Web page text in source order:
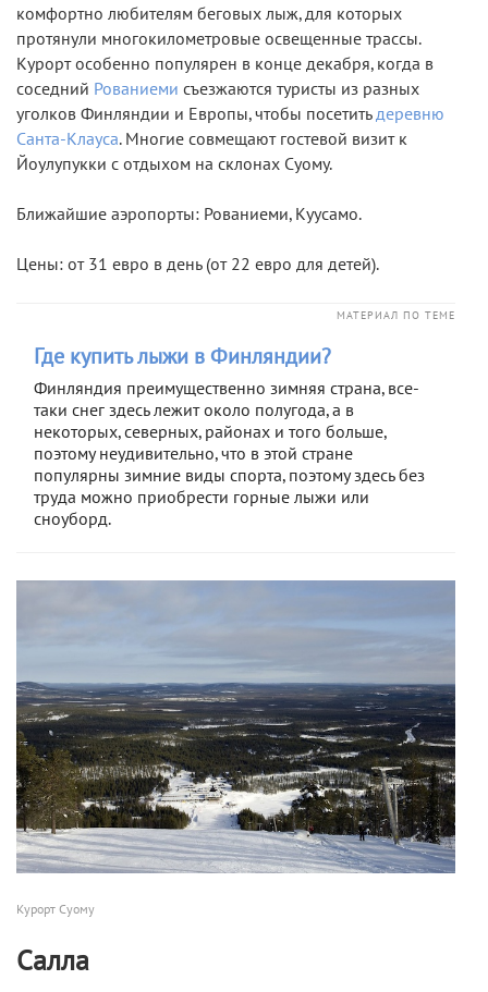
комфортно любителям беговых лыж, для которых
протянули многокилометровые освещенные трассы.
Курорт особенно популярен в конце декабря, когда в
соседний Рованиеми съезжаются туристы из разных
уголков Финляндии и Европы, чтобы посетитьдеревню
Санта-Клауса. Многие совмещают гостевой визит к
Йоулупукки с отдыхом на склонах Суому.
Ближайшие аэропорты: Рованиеми, Куусамо.
Цены: от 31 евро в день (от 22 евро для детей).
МАТЕРИАЛ ПО ТЕМЕ
Где купить лыжи в Финляндии?
Финляндия преимущественно зимняя страна, все-
таки снег здесь лежит около полугода, а в
некоторых, северных, районах и того больше,
поэтому неудивительно, что в этой стране
популярны зимние виды спорта, поэтому здесь без
труда можно приобрести горные лыжи или
сноуборд.
Курорт Суому
Салла